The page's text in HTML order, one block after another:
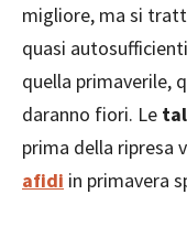
migliore, ma si
quasi
quella primaverile,
daranno fiori. Le
prima della ripresa
afidi in primavera